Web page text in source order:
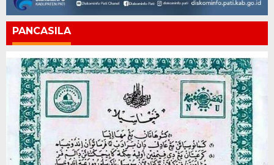
PANCASILA